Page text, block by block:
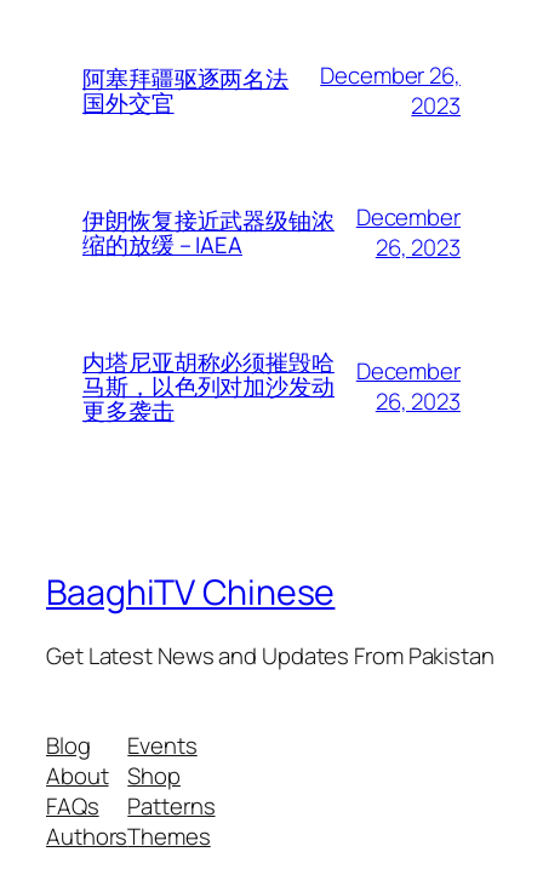
阿塞拜疆驱逐两名法
国外交官
December 26,
2023
伊朗恢复接近武器级铀浓
缩的放缓 – IAEA
December
26, 2023
内塔尼亚胡称必须摧毁哈
马斯，以色列对加沙发动
更多袭击
December
26, 2023
BaaghiTV Chinese
Get Latest News and Updates From Pakistan
Blog
About
FAQs
Authors
Events
Shop
Patterns
Themes